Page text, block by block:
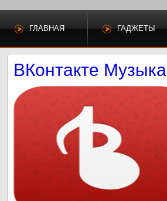
ГЛАВНАЯ ГАДЖЕТЫ
ВКонтакте Музыка